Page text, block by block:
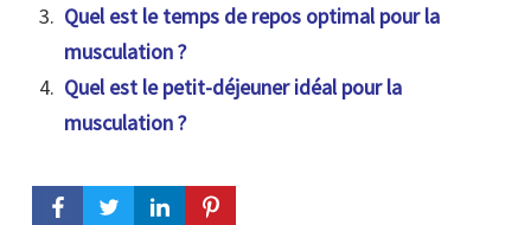
Quel est le temps de repos optimal pour la
musculation ?
Quel est le petit-déjeuner idéal pour la
musculation ?